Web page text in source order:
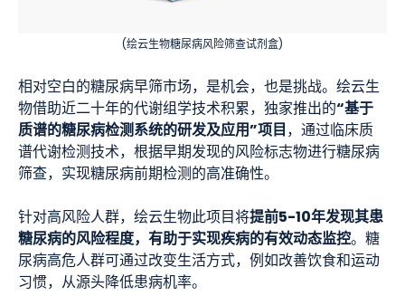
(绘云生物糖尿病风险筛查试剂盒)
相对空白的糖尿病早筛市场，是机会，也是挑战。绘云生
物借助近二十年的代谢组学技术积累，独家推出的“基于
质谱的糖尿病检测系统的研发及应用”项目，通过临床质
谱代谢检测技术，根据早期发现的风险标志物进行糖尿病
筛查，实现糖尿病前期检测的高准确性。
针对高风险人群，绘云生物此项目将提前5-10年发现其患
糖尿病的风险程度，有助于实现疾病的有效动态监控。糖
尿病高危人群可通过改变生活方式，例如改善饮食和运动
习惯，从源头降低患病机率。